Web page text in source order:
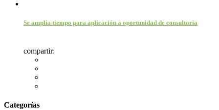
Se amplía tiempo para aplicación a oportunidad de consultoría
compartir:
Categorías